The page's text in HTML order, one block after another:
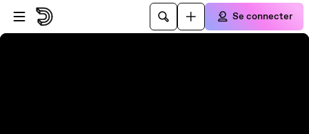
Passer au player
Passer au contenu principal
Se connecter